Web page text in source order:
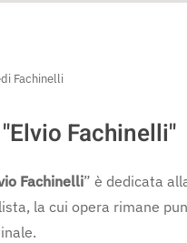
Fachinelli
Fachinelli"
Fachinelli” è dedicata
la cui opera rimane